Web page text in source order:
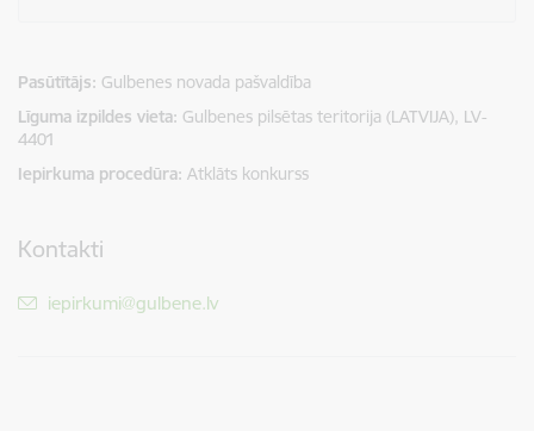
Pasūtītājs Gulbenes novada pašvaldība
Līguma izpildes vieta Gulbenes pilsētas teritorija (LATVIJA), LV-
4401
Iepirkuma procedūra Atklāts konkurss
Kontakti
E-pasts:
iepirkumi@gulbene.lv